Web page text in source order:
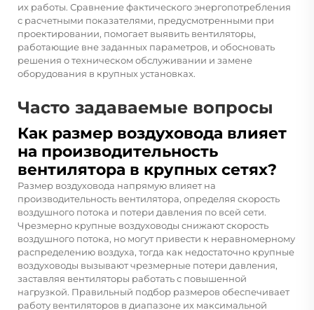
их работы. Сравнение фактического энергопотребления
с расчетными показателями, предусмотренными при
проектировании, помогает выявить вентиляторы,
работающие вне заданных параметров, и обосновать
решения о техническом обслуживании и замене
оборудования в крупных установках.
Часто задаваемые вопросы
Как размер воздуховода влияет
на производительность
вентилятора в крупных сетях?
Размер воздуховода напрямую влияет на
производительность вентилятора, определяя скорость
воздушного потока и потери давления по всей сети.
Чрезмерно крупные воздуховоды снижают скорость
воздушного потока, но могут привести к неравномерному
распределению воздуха, тогда как недостаточно крупные
воздуховоды вызывают чрезмерные потери давления,
заставляя вентиляторы работать с повышенной
нагрузкой. Правильный подбор размеров обеспечивает
работу вентиляторов в диапазоне их максимальной